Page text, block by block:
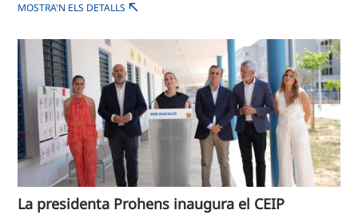
MOSTRA'N ELS DETALLS
La presidenta Prohens inaugura el CEIP